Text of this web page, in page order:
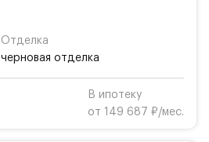
Отделка
черновая отделка
В ипотеку
от 149 687 ₽/мес.